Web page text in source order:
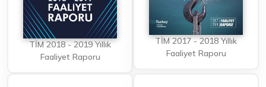
TİM 2018 - 2019 Yıllık
Faaliyet Raporu
TİM 2017 - 2018 Yıllık
Faaliyet Raporu